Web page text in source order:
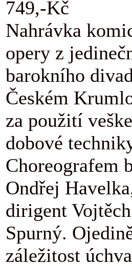
749,-Kč
Nahrávka
opery z
barokního
Českém
za použití
dobové
Choreografem
Ondřej
dirigent Vojtěch
Spurný.
záležitost